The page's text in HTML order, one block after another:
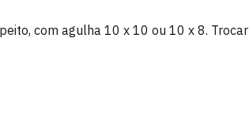
com agulha 10 x 10 ou 10 x 8.